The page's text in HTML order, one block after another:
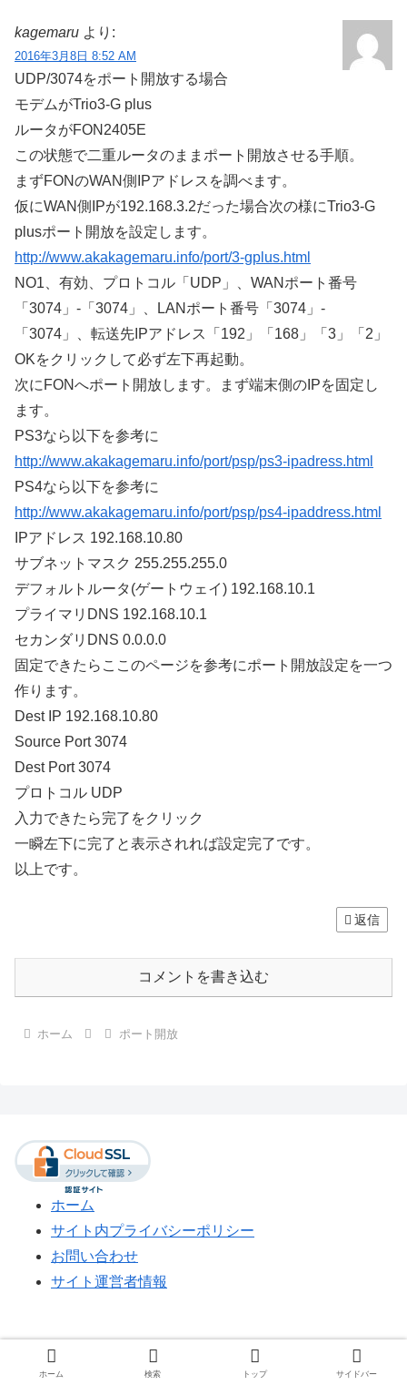
kagemaru より:
2016年3月8日 8:52 AM
UDP/3074をポート開放する場合
モデムがTrio3-G plus
ルータがFON2405E
この状態で二重ルータのままポート開放させる手順。
まずFONのWAN側IPアドレスを調べます。
仮にWAN側IPが192.168.3.2だった場合次の様にTrio3-G
plusポート開放を設定します。
http://www.akakagemaru.info/port/3-gplus.html
NO1、有効、プロトコル「UDP」、WANポート番号
「3074」-「3074」、LANポート番号「3074」-
「3074」、転送先IPアドレス「192」「168」「3」「2」
OKをクリックして必ず左下再起動。
次にFONへポート開放します。まず端末側のIPを固定し
ます。
PS3なら以下を参考に
http://www.akakagemaru.info/port/psp/ps3-ipadress.html
PS4なら以下を参考に
http://www.akakagemaru.info/port/psp/ps4-ipaddress.html
IPアドレス 192.168.10.80
サブネットマスク 255.255.255.0
デフォルトルータ(ゲートウェイ) 192.168.10.1
プライマリDNS 192.168.10.1
セカンダリDNS 0.0.0.0
固定できたらここのページを参考にポート開放設定を一つ
作ります。
Dest IP 192.168.10.80
Source Port 3074
Dest Port 3074
プロトコル UDP
入力できたら完了をクリック
一瞬左下に完了と表示されれば設定完了です。
以上です。
返信
コメントを書き込む
ホーム ポート開放
ホーム
サイト内プライバシーポリシー
お問い合わせ
サイト運営者情報
KAGEMARU-info
ホーム 検索 トップ サイドバー